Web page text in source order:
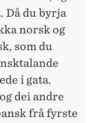
Då du byrja
norsk og
som du
i gata.
dei andre
frå fyrste